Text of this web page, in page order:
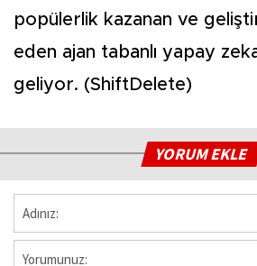
popülerlik kazanan ve
eden ajan tabanlı yapay
geliyor. (ShiftDelete)
YORUM EKLE